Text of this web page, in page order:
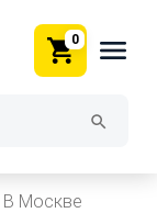
0
В Москве